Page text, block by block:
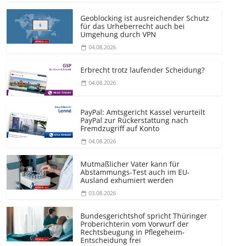
Geoblocking ist ausreichender Schutz
für das Urheberrecht auch bei
Umgehung durch VPN
04.08.2026
Erbrecht trotz laufender Scheidung?
04.08.2026
PayPal: Amtsgericht Kassel verurteilt
PayPal zur Rückerstattung nach
Fremdzugriff auf Konto
04.08.2026
Mutmaßlicher Vater kann für
Abstammungs-Test auch im EU-
Ausland exhumiert werden
03.08.2026
Bundesgerichtshof spricht Thüringer
Proberichterin vom Vorwurf der
Rechtsbeugung in Pflegeheim-
Entscheidung frei